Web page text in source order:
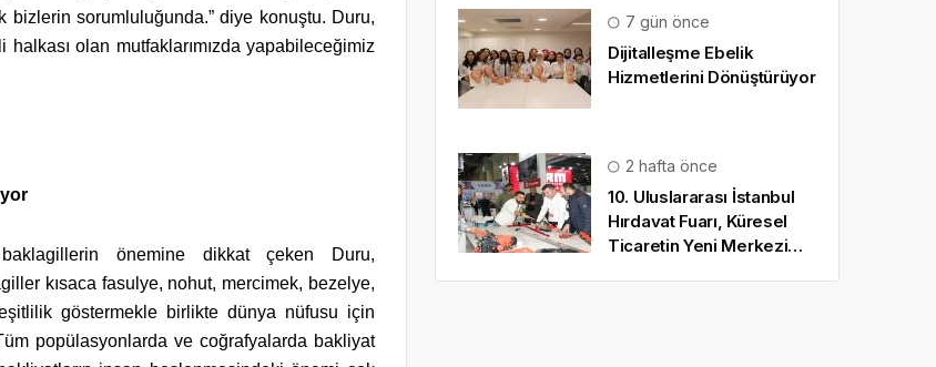
sorumluluğunda.” diye konuştu. Duru,
halkası olan mutfaklarımızda yapabileceğimiz
önemine dikkat çeken Duru,
kısaca fasulye, nohut, mercimek, bezelye,
göstermekle birlikte dünya nüfusu için
popülasyonlarda ve coğrafyalarda bakliyat
7 gün önce
Dijitalleşme Ebelik
Hizmetlerini Dönüştürüyor
2 hafta önce
10. Uluslararası İstanbul
Hırdavat Fuarı, Küresel
Ticaretin Yeni Merkezi